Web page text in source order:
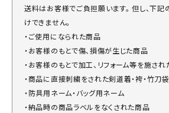
送料はお客様でご負担願います。 但し、下
けできません。
・ご使用になられた商品
・お客様のもとで傷、損傷が生じた商品
・お客様のもとで加工、リフォーム等を施され
・商品に直接刺繍をされた剣道着・袴・竹刀袋
・防具用ネーム・バッグ用ネーム
・納品時の商品ラベルをなくされた商品